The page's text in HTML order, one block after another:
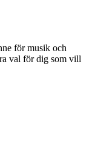
för musik och
val för dig som vill